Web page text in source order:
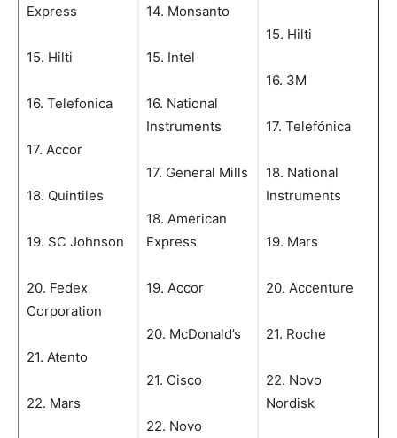
Express
15. Hilti
16. Telefonica
17. Accor
18. Quintiles
19. SC Johnson
20. Fedex
Corporation
21. Atento
22. Mars
14. Monsanto
15. Intel
16. National
Instruments
17. General Mills
18. American
Express
19. Accor
20. McDonald’s
21. Cisco
22. Novo
15. Hilti
16. 3M
17. Telefónica
18. National
Instruments
19. Mars
20. Accenture
21. Roche
22. Novo
Nordisk